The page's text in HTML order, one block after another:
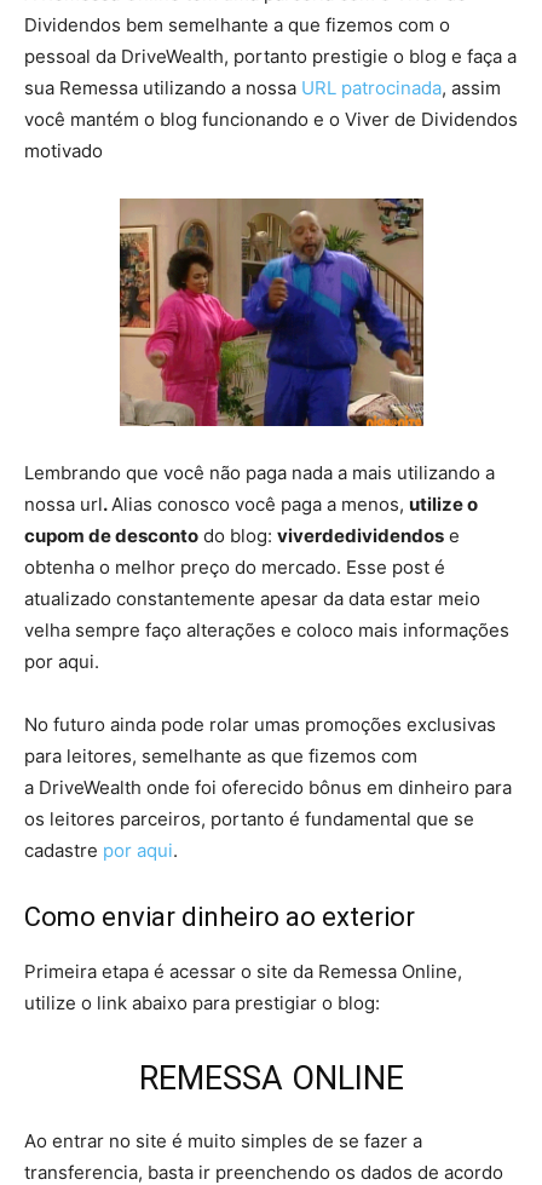
Dividendos bem semelhante a que fizemos com o
pessoal da DriveWealth, portanto prestigie o blog e faça a
sua Remessa utilizando a nossa URL patrocinada, assim
você mantém o blog funcionando e o Viver de Dividendos
motivado
Lembrando que você não paga nada a mais utilizando a
nossa url.Alias conosco você paga a menos, utilize o
cupom de desconto do blog: viverdedividendos e
obtenha o melhor preço do mercado. Esse post é
atualizado constantemente apesar da data estar meio
velha sempre faço alterações e coloco mais informações
por aqui.
No futuro ainda pode rolar umas promoções exclusivas
para leitores, semelhante as que fizemos com
a DriveWealth onde foi oferecido bônus em dinheiro para
os leitores parceiros, portanto é fundamental que se
cadastre por aqui.
Como enviar dinheiro ao exterior
Primeira etapa é acessar o site da Remessa Online,
utilize o link abaixo para prestigiar o blog:
REMESSA ONLINE
Ao entrar no site é muito simples de se fazer a
transferencia, basta ir preenchendo os dados de acordo